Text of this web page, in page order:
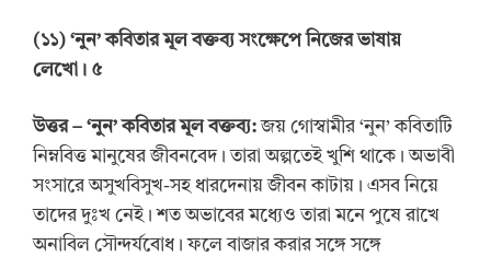
(১১) ‘নুন’কবিতার মূল বক্তব্য সংক্ষেপে নিজের ভাষায়
লেখো। ৫
উত্তর– ‘নুন’কবিতার মূল বক্তব্য:জয় গোস্বামীর ‘নুন’ কবিতাটি
নিম্নবিত্ত মানুষের জীবনবেদ। তারা অল্পতেই খুশি থাকে। অভাবী
সংসারে অসুখবিসুখ-সহ ধারদেনায় জীবন কাটায়। এসব নিয়ে
তাদের দুঃখ নেই। শত অভাবের মধ্যেও তারা মনে পুষে রাখে
অনাবিল সৌন্দর্যবোধ। ফলে বাজার করার সঙ্গে সঙ্গে